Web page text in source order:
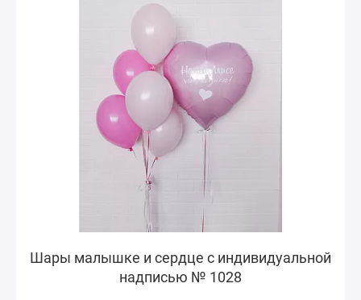
Шары малышке и сердце с индивидуальной
надписью № 1028